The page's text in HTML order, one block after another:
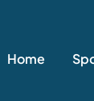
Home